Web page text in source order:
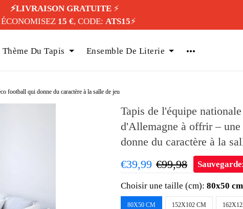
⚡️LIVRAISON GRATUITE⚡️
ÉCONOMISEZ 15 €, CODE: ATS15⚡️
Thème Du Tapis Ensemble De Literie
football qui donne du caractère à la salle de jeu
Tapis de l'équipe
d'Allemagne à offrir –
donne du caractère à la
€39,99 €99,98
Choisir une taille (cm):80x50 cm
80X50 CM 152X102 CM